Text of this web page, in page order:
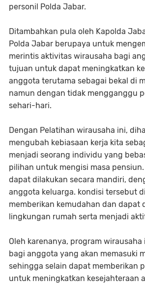
personil Polda Jabar.
Ditambahkan pula oleh Kapolda
Polda Jabar berupaya untuk
merintis aktivitas wirausaha bagi
tujuan untuk dapat meningkatkan
anggota terutama sebagai bekal di
namun dengan tidak mengganggu
sehari-hari.
Dengan Pelatihan wirausaha ini,
mengubah kebiasaan kerja kita
menjadi seorang individu yang
pilihan untuk mengisi masa
dapat dilakukan secara mandiri,
anggota keluarga. kondisi tersebut
memberikan kemudahan dan dapat
lingkungan rumah serta menjadi
Oleh karenanya, program
bagi anggota yang akan memasuki
sehingga selain dapat memberikan
untuk meningkatkan kesejahteraan